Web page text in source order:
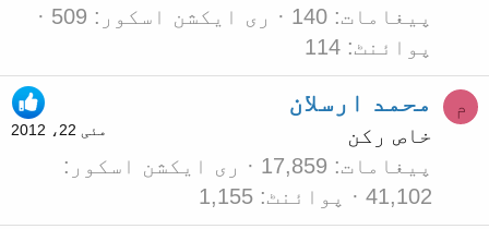
پیغامات 140 ری ایکشن اسکور
509
پوائنٹ 114
م
مئی 22، 2012
محمد ارسلان
خاص رکن
پیغامات
17,859
ری ایکشن اسکور
41,102
پوائنٹ 1,155